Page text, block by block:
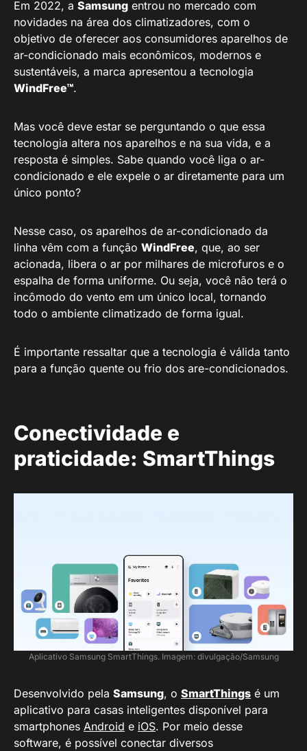
Em 2022, a Samsung entrou no mercado com
novidades na área dos climatizadores, com o
objetivo de oferecer aos consumidores aparelhos de
ar-condicionado mais econômicos, modernos e
sustentáveis, a marca apresentou a tecnologia
WindFree™.
Mas você deve estar se perguntando o que essa
tecnologia altera nos aparelhos e na sua vida, e a
resposta é simples. Sabe quando você liga o ar-
condicionado e ele expele o ar diretamente para um
único ponto?
Nesse caso, os aparelhos de ar-condicionado da
linha vêm com a função WindFree, que, ao ser
acionada, libera o ar por milhares de microfuros e o
espalha de forma uniforme. Ou seja, você não terá o
incômodo do vento em um único local, tornando
todo o ambiente climatizado de forma igual.
É importante ressaltar que a tecnologia é válida tanto
para a função quente ou frio dos are-condicionados.
Conectividade e
praticidade: SmartThings
Aplicativo Samsung SmartThings. Imagem: divulgação/Samsung
Desenvolvido pela Samsung, o SmartThings é um
aplicativo para casas inteligentes disponível para
smartphones Android e iOS. Por meio desse
software, é possível conectar diversos